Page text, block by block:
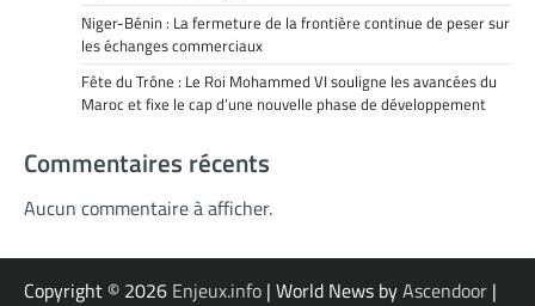
Niger-Bénin : La fermeture de la frontière continue de peser sur
les échanges commerciaux
Fête du Trône : Le Roi Mohammed VI souligne les avancées du
Maroc et fixe le cap d’une nouvelle phase de développement
Commentaires récents
Aucun commentaire à afficher.
Copyright © 2026 Enjeux.info | World News byAscendoor |